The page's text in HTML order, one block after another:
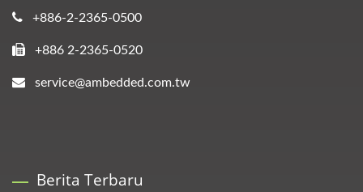
+886-2-2365-0500
+886 2-2365-0520
service@ambedded.com.tw
Berita Terbaru